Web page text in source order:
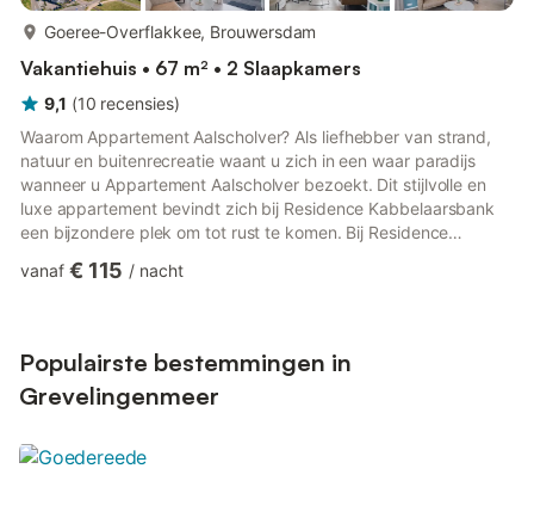
Goeree-Overflakkee, Brouwersdam
Vakantiehuis • 67 m² • 2 Slaapkamers
9,1 (10 recensies)
Waarom Appartement Aalscholver? Als liefhebber van strand,
natuur en buitenrecreatie waant u zich in een waar paradijs
wanneer u Appartement Aalscholver bezoekt. Dit stijlvolle en
luxe appartement bevindt zich bij Residence Kabbelaarsbank
een bijzondere plek om tot rust te komen. Bij Residence
eerste etage en 4 appartementen op de begane grond. Uw
ideale uitvalsbasis voor alle watersportfanaten. Iedere kelder
h...
vanaf € 115 / nacht
Populairste bestemmingen in
Grevelingenmeer